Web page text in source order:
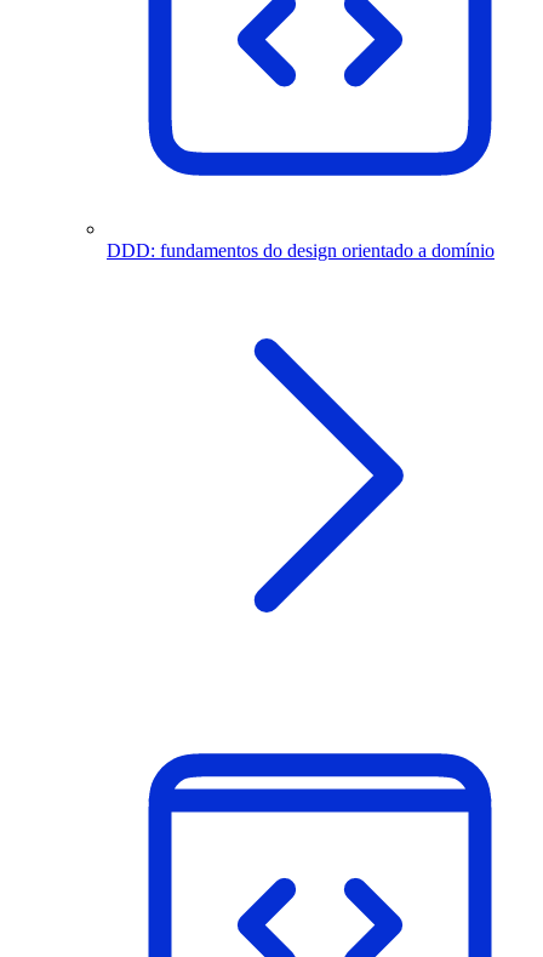
DDD: fundamentos do design orientado a domínio